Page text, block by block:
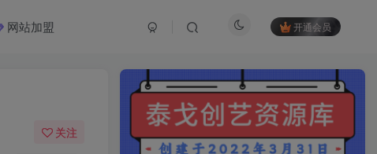
网站加盟 开通会员
关注